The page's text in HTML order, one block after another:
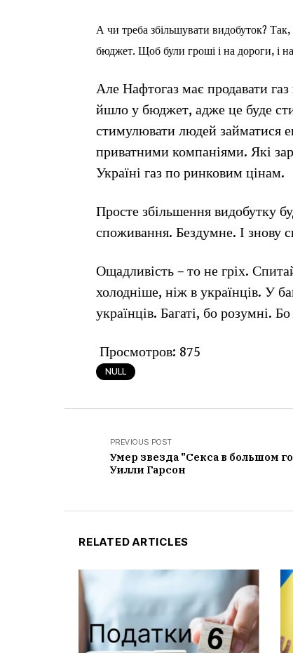
А чи треба збільшувати видобуток?
бюджет. Щоб були гроші і на дороги, і
Але Нафтогаз має продавати
йшло у бюджет, адже це буде
стимулювати людей займатися
приватними компаніями. Які
Україні газ по ринковим цінам.
Просте збільшення видобутку
споживання. Бездумне. І знову
Ощадливість – то не гріх.
холодніше, ніж в українців. У
українців. Багаті, бо розумні.
Просмотров: 875
NULL
PREVIOUS POST
Умер звезда "Секса в большом
Уилли Гарсон
RELATED ARTICLES